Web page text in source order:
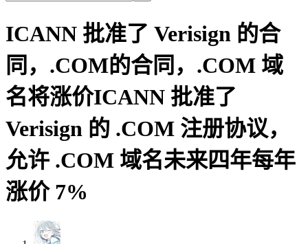
ICANN 批准了 Verisign 的合
同，.COM的合同，.COM 域
名将涨价ICANN 批准了
Verisign 的 .COM 注册协议，
允许 .COM 域名未来四年每年
涨价 7%